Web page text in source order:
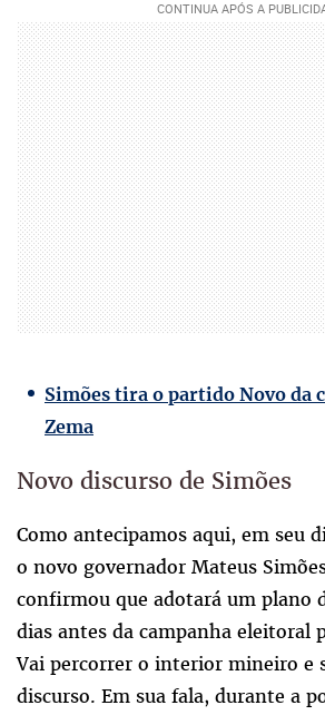
Simões tira o partido Novo da
Zema
Novo discurso de Simões
Como antecipamos aqui, em seu
o novo governador Mateus
confirmou que adotará um plano
dias antes da campanha eleitoral
Vai percorrer o interior mineiro e
discurso. Em sua fala, durante a